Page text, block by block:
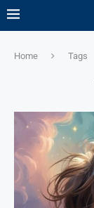
Home Tags